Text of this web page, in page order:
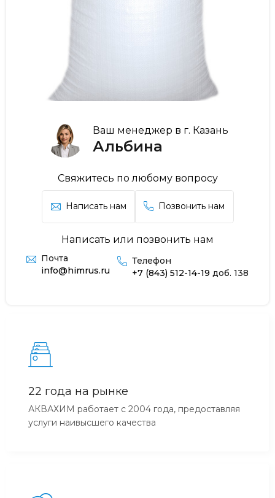
Ваш менеджер в г. Казань
Альбина
Свяжитесь по любому вопросу
Написать нам Позвонить нам
Написать или позвонить нам
Почта
info@himrus.ru
Телефон
+7 (843) 512-14-19 доб. 138
22 года на рынке
АКВАХИМ работает с 2004 года, предоставляя
услуги наивысшего качества